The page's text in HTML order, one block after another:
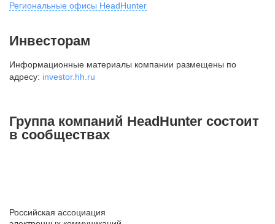
Региональные офисы HeadHunter
внутригородская территория
Муниципальный округ Тверской,
2-я Брестская ул., д. 48,
+7 495 980-64-27
ул. Жуковского, д. 19, особняк
Инвесторам
Информационные материалы компании размещены по
адресу: investor.hh.ru
Группа компаний HeadHunter состоит
в сообществах
Российская ассоциация